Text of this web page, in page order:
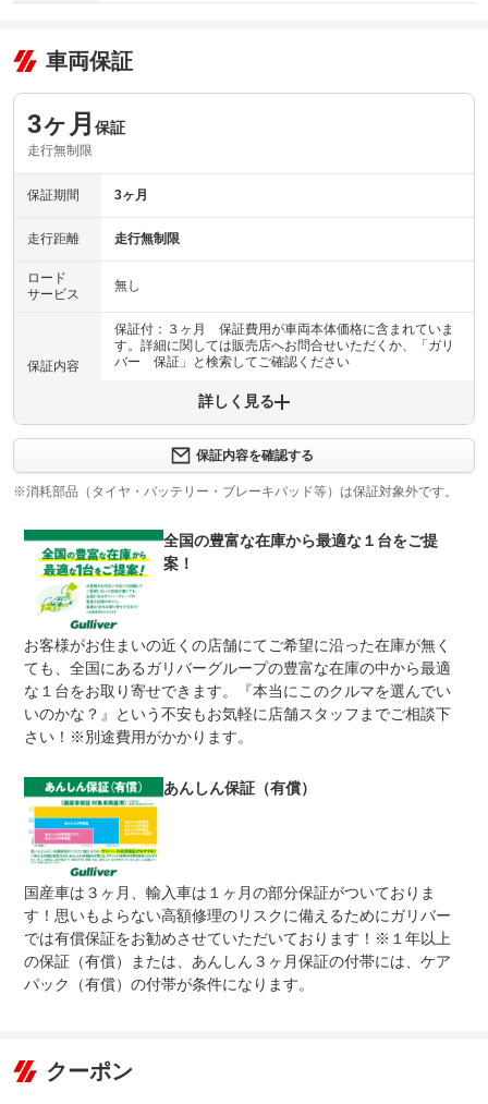
車両保証
3ヶ月 保証
走行無制限
保証期間 3ヶ月
走行距離 走行無制限
ロード
サービス
無し
保証内容
保証付：３ヶ月 保証費用が車両本体価格に含まれていま
す。詳細に関しては販売店へお問合せいただくか、「ガリ
バー 保証」と検索してご確認ください
保証内容について問い合わせる
保証項目
計11項目
１エンジン機構 ２動力伝達機構 ３ブレーキ機構 ４ス
テアリング機構 ５前後アクスル機構 ６電子制御機構
７エアコン機構 ８車外装備品 ９車内装備品 １０乗員
修理回数 無制限
上限金額
車両本体価格
●期間内の修理回数に制限はありませんが、累積上限金額
は車両価格の５０％が上限です●対象部品の詳細は、別途
免責金
有り
●１年間までのプランには免責金はございません。●長期有
料プランを選択された方は、２年目以降の修理１回に対し
て、１万円の免責金を申し受けます。●詳しくはスタッフ
までお問い合わせください。
保証修理
受付先
お近くのガリバー店舗または修理工場のご案内をいたしま
すので、お気軽にお申し付けください。
法定整備
整備付 法定12ヶ月または法定24ヶ月点検整備付
※車検なし・車検整備付の場合は法定24ヶ月点検整備付
※商用車は6ヶ月または12ヶ月点検整備付
法定整備
について
１．契約後～納車までに法定点検を実施致します。 ２．
支払総額に整備代金を含んでおります。 ３．点検記録簿
が発行されます。
詳しく見る
保証内容を確認する
※消耗部品（タイヤ・バッテリー・ブレーキパッド等）は保証対象外です。
全国の豊富な在庫から最適な１台をご提
案！
お客様がお住まいの近くの店舗にてご希望に沿った在庫が無く
ても、全国にあるガリバーグループの豊富な在庫の中から最適
な１台をお取り寄せできます。『本当にこのクルマを選んでい
いのかな？』という不安もお気軽に店舗スタッフまでご相談下
さい！※別途費用がかかります。
あんしん保証（有償）
国産車は３ヶ月、輸入車は１ヶ月の部分保証がついておりま
す！思いもよらない高額修理のリスクに備えるためにガリバー
では有償保証をお勧めさせていただいております！※１年以上
の保証（有償）または、あんしん３ヶ月保証の付帯には、ケア
パック（有償）の付帯が条件になります。
クーポン